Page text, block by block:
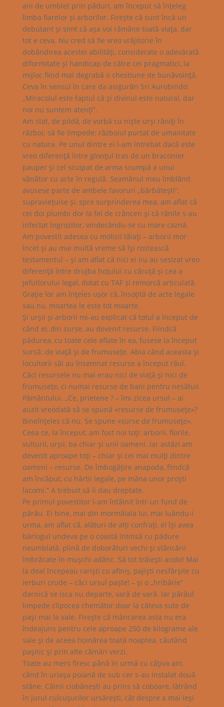
ani de umblet prin păduri, am început să înţeleg
limba fiarelor şi arborilor. Fireşte că sunt încă un
debutant şi simt că aşa voi rămâne toată viaţa, dar
tot e ceva. Nu cred să fie vreo vrăjitorie în
dobândirea acestei abilităţi, considerate o adevărată
diformitate şi handicap de către cei pragmatici, la
mijloc fiind mai degrabă o chestiune de bunăvoinţă.
Ceva în sensul în care da asigurări Sri Aurobindo:
„Miracolul este faptul că şi divinul este natural, dar
noi nu suntem atenţi”.
Am stat, de pildă, de vorbă cu nişte urşi răniţi în
război; să fie limpede: războiul purtat de umanitate
cu natura. Pe unul dintre ei l-am întrebat dacă este
vreo diferenţă între glonţul tras de un braconier
pauper şi cel scuipat de arma scumpă a unui
vânător cu acte în regulă. Seamănul meu îmblănit
avusese parte de ambele favoruri „bărbăteşti”,
supravieţuise şi, spre surprinderea mea, am aflat că
cei doi plumbi dor la fel de crâncen şi că rănile s-au
infectat îngrozitor, vindecându-se cu mare caznă.
Am povestit adesea cu molizii tăiaţi – arborii mor
încet şi au mai multă vreme să îşi rostească
testamentul – şi am aflat că nici ei nu au sesizat vreo
diferenţă între drujba hoţului cu căruţă şi cea a
jefuitorului legal, dotat cu TAF şi remorcă articulată.
Graţie lor am înţeles uşor că, însoţită de acte legale
sau nu, moartea le este tot moarte.
Şi urşii şi arborii mi-au explicat că totul a început de
când ei, din surse, au devenit resurse. Fiindcă
pădurea, cu toate cele aflate în ea, fusese la început
sursă: de viaţă şi de frumuseţe. Abia când aceasta şi
locuitorii săi au însemnat resurse a început răul.
Căci resursele nu mai erau nici de viaţă şi nici de
frumuseţe, ci numai resurse de bani pentru nesătuii
Pământului. „Ce, prietene ? – îmi zicea ursul – ai
auzit vreodată să se spună «resurse de frumuseţe»?
Bineînţeles că nu. Se spune «surse de frumuseţe».
Ceea ce, la început, am fost noi toţi: arborii, florile,
vulturii, urşii, ba chiar şi unii oameni. Iar astăzi am
devenit aproape toţi – chiar şi cei mai mulţi dintre
oameni – resurse. De îmbogăţire anapoda, fiindcă
am încăput, cu hârtii legale, pe mâna unor proşti
lacomi.” A trebuit să îi dau dreptate.
Pe primul povestitor l-am întâlnit într-un fund de
pârâu. Ei bine, mai din mormăiala lui, mai luându-i
urma, am aflat că, alături de alţi confraţi, el îşi avea
bârlogul undeva pe o coastă întinsă cu pădure
neumblată, plină de doborâturi vechi şi stâncării
îmbrăcate în muşchi adânc. Să tot trăieşti acolo! Mai
la deal începeau rarişti cu afiniş, pajişti nesfârşite cu
ierburi crude – căci ursul paşte! – şi o „hribărie”
darnică se isca nu departe, vară de vară. Iar pârâul
limpede clipocea chemător doar la câteva sute de
paşi mai la vale. Fireşte că mâncarea asta nu era
îndeajuns pentru cele aproape 250 de kilograme ale
sale şi de aceea hoinărea toată noaptea, căutând
paşnic şi prin alte cămări verzi.
Toate au mers firesc până în urmă cu câţiva ani,
când în uriaşa poiană de sub cer s-au instalat două
stâne. Câinii ciobăneşti au prins să coboare, lătrând
în jurul culcuşurilor ursăreşti, cât despre a mai ieşi